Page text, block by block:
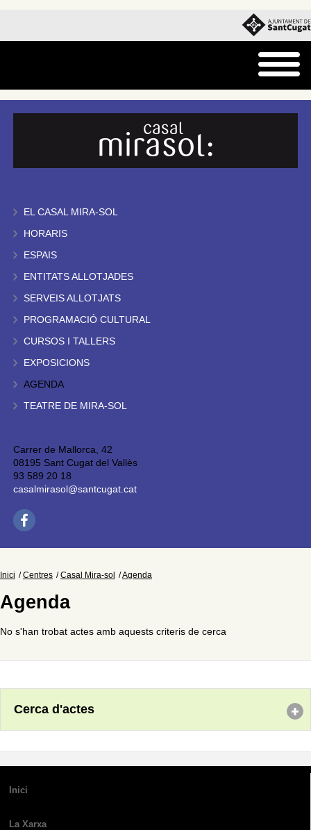
EL CASAL MIRA-SOL
HORARIS
ESPAIS
ENTITATS ALLOTJADES
SERVEIS ALLOTJATS
PROGRAMACIÓ CULTURAL
CURSOS I TALLERS
EXPOSICIONS
AGENDA
TEATRE DE MIRA-SOL
Carrer de Mallorca, 42
08195 Sant Cugat del Vallès
93 589 20 18
casalmirasol@santcugat.cat
Inici Centres Casal Mira-sol Agenda
Agenda
No s'han trobat actes amb aquests criteris de cerca
Cerca d'actes
Inici
La Xarxa